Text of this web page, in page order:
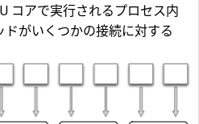
コアで実行されるプロセス内
がいくつかの接続に対する